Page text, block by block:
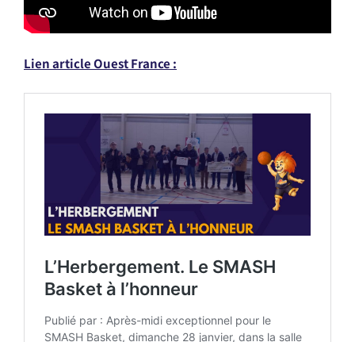
Lien article Ouest France :